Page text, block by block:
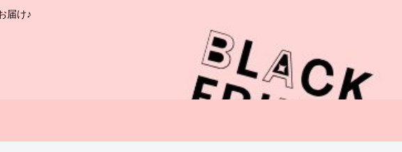
届け♪